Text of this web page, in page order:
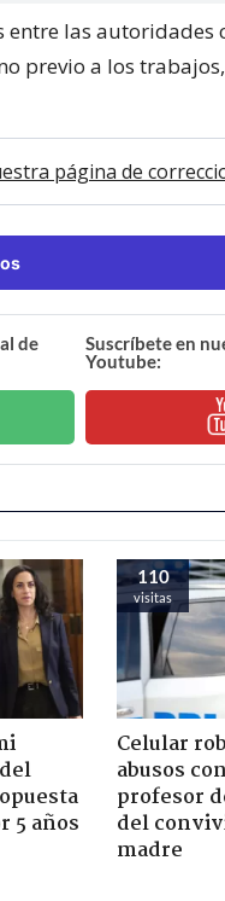
entre las autoridades
previo a los
página de
de
Suscríbete en
Youtube:
5 años
110
visitas
Celular
abusos
profesor
del
madre